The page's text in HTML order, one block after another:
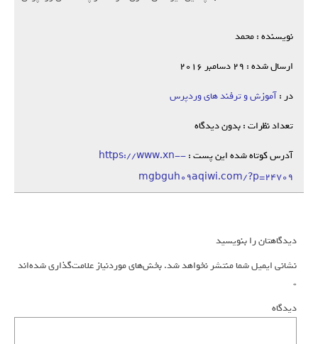
نویسنده : محمد
ارسال شده : 29 دسامبر 2016
در :آموزش و ترفند های وردپرس
تعداد نظرات : بدون دیدگاه
آدرس کوتاه شده این پست :https://www.xn--
mgbguh09aqiwi.com/?p=24709
دیدگاهتان را بنویسید
نشانی ایمیل شما منتشر نخواهد شد.بخش‌های موردنیاز علامت‌گذاری شده‌اند
*
دیدگاه